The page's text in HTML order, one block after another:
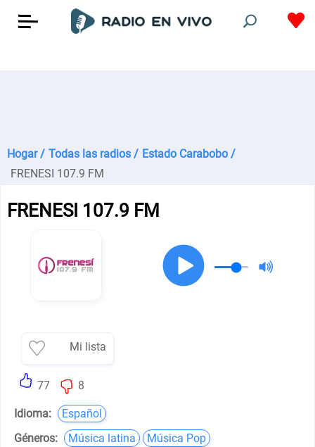
Hogar / Todas las radios / Estado Carabobo /
FRENESI 107.9 FM
FRENESI 107.9 FM
Mi lista
77 8
Idioma:
Español
Géneros:
Música latina
Música Pop